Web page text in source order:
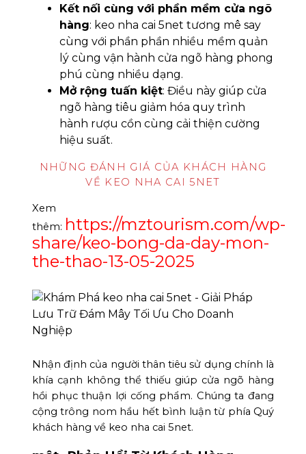
Kết nối cùng với phần mềm cửa ngõ
hàng: keo nha cai 5net tương mê say
cùng với phần phần nhiều mềm quản
lý cùng vận hành cửa ngõ hàng phong
phú cùng nhiều dạng.
Mở rộng tuấn kiệt: Điều này giúp cửa
ngõ hàng tiêu giảm hóa quy trình
hành rượu cồn cùng cải thiện cường
hiệu suất.
NHỮNG ĐÁNH GIÁ CỦA KHÁCH HÀNG
VỀ KEO NHA CAI 5NET
Xem
thêm: https://mztourism.com/wp-
share/keo-bong-da-day-mon-
the-thao-13-05-2025
Nhận định của người thân tiêu sử dụng chính là
khía cạnh không thể thiếu giúp cửa ngõ hàng
hồi phục thuận lợi cống phẩm. Chúng ta đang
cộng trông nom hầu hết bình luận từ phía Quý
khách hàng về keo nha cai 5net.